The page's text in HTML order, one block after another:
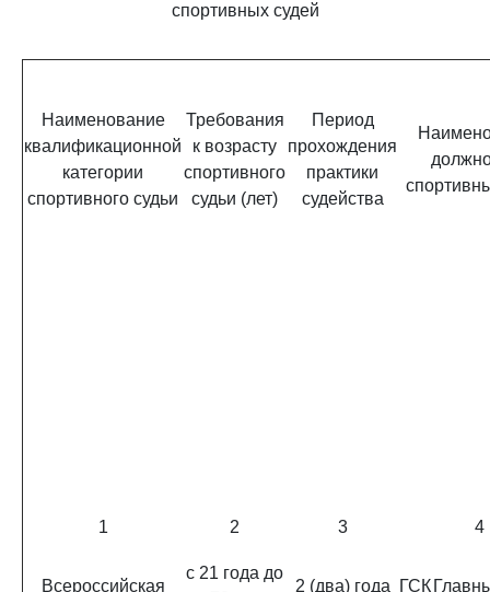
спортивных судей
Наименование
квалификационной
категории
спортивного судьи
Требования
к возрасту
спортивного
судьи (лет)
Период
прохождения
практики
судейства
1 2 3 4
Всероссийская
с 21 года до
2 (два) года ГСК